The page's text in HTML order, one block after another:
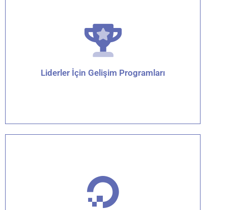
Liderler İçin Gelişim Programları
Detaylar için tıklayın